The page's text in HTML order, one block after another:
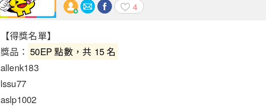
4
【得獎名單】
獎品： 50EP 點數，共 15 名
allenk183
lssu77
aslp1002